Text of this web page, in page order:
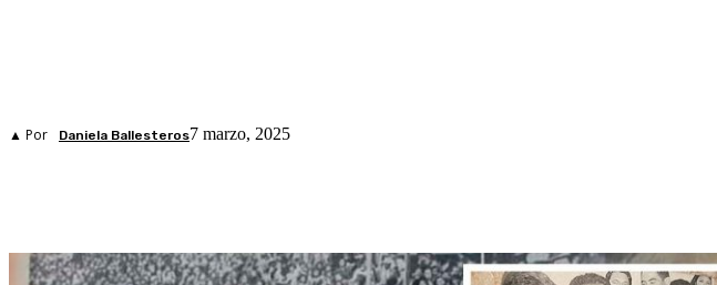
▲ Por Daniela Ballesteros7 marzo, 2025